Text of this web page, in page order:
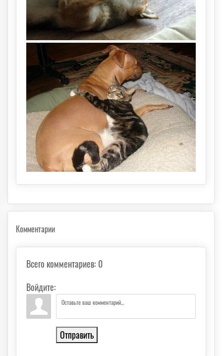
Комментарии
Всего комментариев: 0
Войдите:
Отправить